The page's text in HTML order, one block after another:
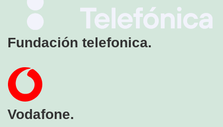
Fundación telefonica.
Vodafone.